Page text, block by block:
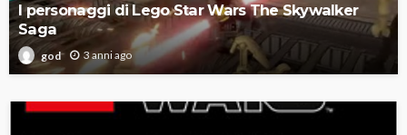
I personaggi di Lego Star Wars The Skywalker
Saga
god 3 anni ago